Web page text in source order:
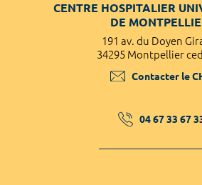
CENTRE HOSPITALIER
DE
191 av. du Doyen
34295 Montpellier
Contacter le
04 67 33 67